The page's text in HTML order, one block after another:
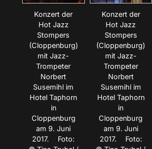
Konzert der
Hot Jazz
Stompers
(Cloppenburg)
mit Jazz-
Trompeter
Norbert
Susemihl im
Hotel Taphorn
in
Cloppenburg
am 9. Juni
2017. Foto:
Konzert der
Hot Jazz
Stompers
(Cloppenburg)
mit Jazz-
Trompeter
Norbert
Susemihl im
Hotel Taphorn
in
Cloppenburg
am 9. Juni
2017. Foto: